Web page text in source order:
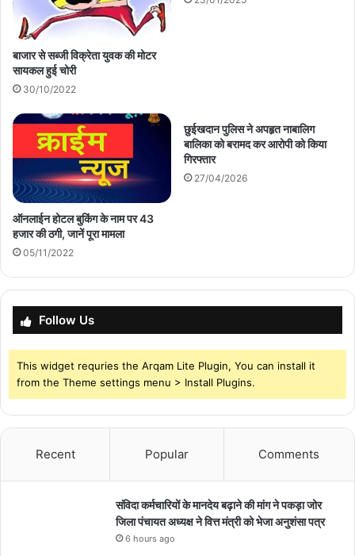
बाजार से सब्जी विक्रेता युवक की मोटर
सायकल हुई चोरी
30/10/2022
ऑनलाईन होटल बुकिंग के नाम पर 43
हजार की ठगी, जानें पूरा मामला
05/11/2022
छुईखदान पुलिस ने अपहृत नाबालिग
बालिका को बरामद कर आरोपी को किया
गिरफ्तार
27/04/2026
Follow Us
This widget requries the Arqam Lite Plugin, You can install it
from the Theme settings menu > Install Plugins.
Recent Popular Comments
संविदा कर्मचारियों के मानदेय बढ़ाने की मांग ने पकड़ा जोर
जिला पंचायत अध्यक्ष ने वित्त मंत्री को भेजा अनुशंसा पत्र
6 hours ago